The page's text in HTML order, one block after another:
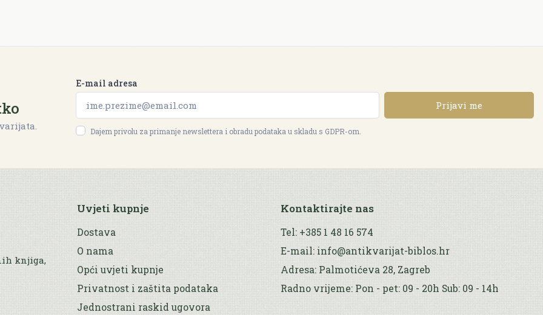
E-mail adresa
Prijavi me
Dajem privolu za primanje newslettera i obradu podataka u skladu s GDPR-om.
knjiga,
Uvjeti kupnje
Dostava
O nama
Opći uvjeti kupnje
Privatnost i zaštita podataka
Jednostrani raskid ugovora
Kontaktirajte nas
Tel: +385 1 48 16 574
E-mail: info@antikvarijat-biblos.hr
Adresa: Palmotićeva 28, Zagreb
Radno vrijeme: Pon - pet: 09 - 20h Sub: 09 - 14h